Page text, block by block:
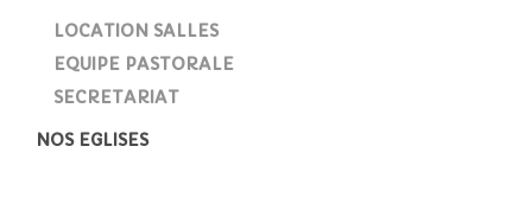
LOCATION SALLES
EQUIPE PASTORALE
SECRETARIAT
NOS EGLISES